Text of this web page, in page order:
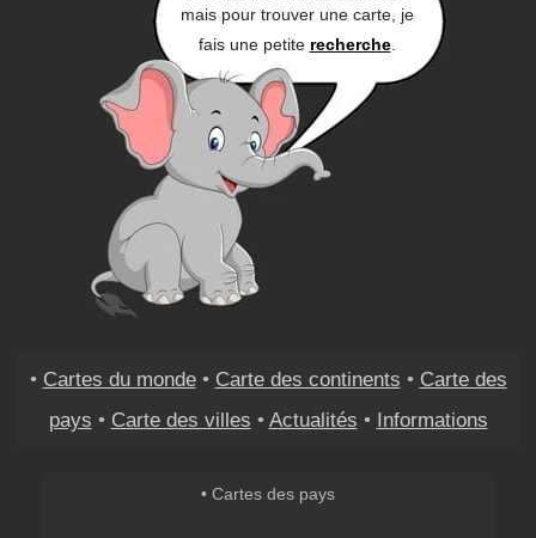
mais pour trouver une carte, je
fais une petite recherche.
• Cartes du monde• Carte des continents • Carte des
pays • Carte des villes • Actualités • Informations
• Cartes des pays